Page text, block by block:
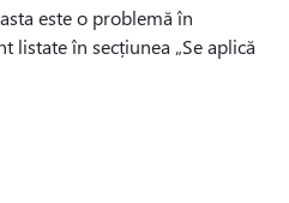
este o problemă în
listate în secțiunea „Se aplică